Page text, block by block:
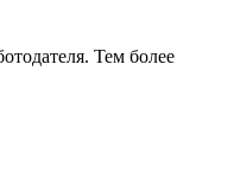
Тем более